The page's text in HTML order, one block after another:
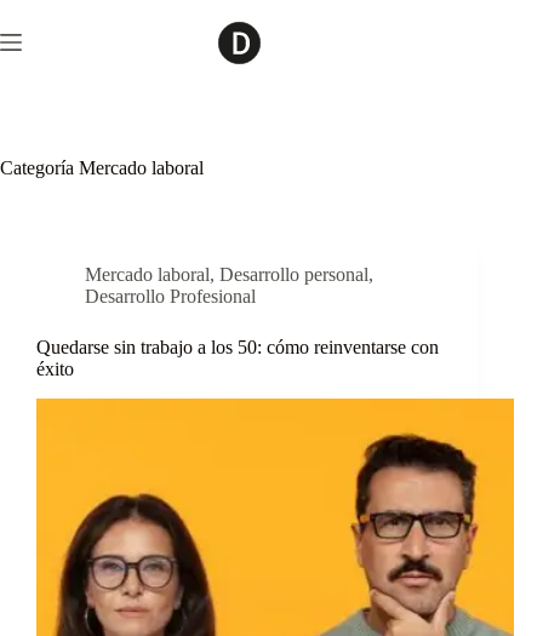
al
contenido
Categoría Mercado laboral
Mercado laboral, Desarrollo personal,
Desarrollo Profesional
Quedarse sin trabajo a los 50: cómo reinventarse con
éxito